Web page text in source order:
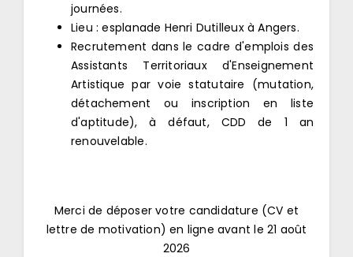
journées.
Lieu : esplanade Henri Dutilleux à Angers.
Recrutement dans le cadre d'emplois des
Assistants Territoriaux d'Enseignement
Artistique par voie statutaire (mutation,
détachement ou inscription en liste
d'aptitude), à défaut, CDD de 1 an
renouvelable.
Merci de déposer votre candidature (CV et
lettre de motivation) en ligne avant le 21 août
2026